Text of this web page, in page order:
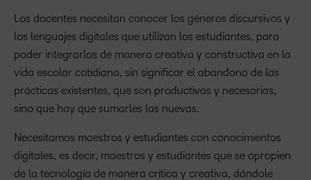
Los docentes necesitan conocer los géneros discursivos y
los lenguajes digitales que utilizan los estudiantes, para
poder integrarlos de manera creativa y constructiva en la
vida escolar cotidiana, sin significar el abandono de las
prácticas existentes, que son productivas y necesarias,
sino que hay que sumarles las nuevas.
Necesitamos maestros y estudiantes con conocimientos
digitales, es decir, maestros y estudiantes que se apropien
de la tecnología de manera crítica y creativa, dándole